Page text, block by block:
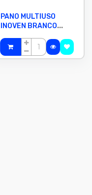
PANO MULTIUSO
INOVEN BRANCO
PANOS